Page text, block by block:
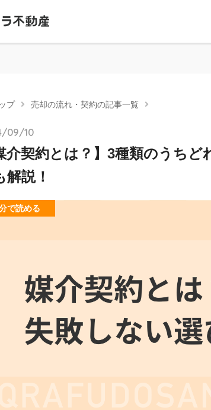
プ 売却の流れ・契約の記事一覧
09/10
介契約とは？】3種類のうち
解説！
で読める